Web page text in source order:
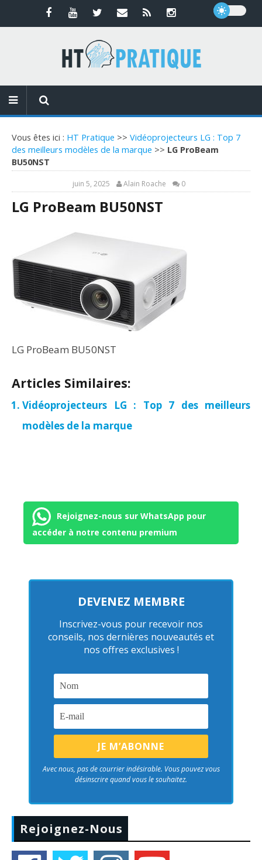
Vous êtes ici : HT Pratique >> Vidéoprojecteurs LG : Top 7
des meilleurs modèles de la marque >> LG ProBeam
BU50NST
juin 5, 2025 Alain Roache 0
LG ProBeam BU50NST
LG ProBeam BU50NST
Articles Similaires:
Vidéoprojecteurs LG : Top 7 des meilleurs
modèles de la marque
Rejoignez-nous sur WhatsApp pour
accéder à notre contenu premium
DEVENEZ MEMBRE
Inscrivez-vous pour recevoir nos
conseils, nos dernières nouveautés et
nos offres exclusives !
Avec nous, pas de courrier indésirable. Vous pouvez vous
désinscrire quand vous le souhaitez.
Rejoignez-Nous